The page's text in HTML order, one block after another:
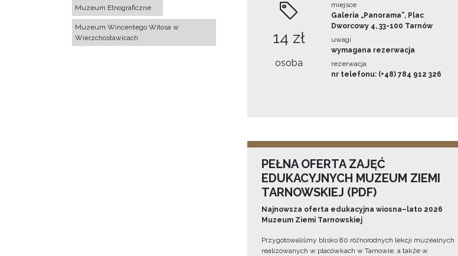
Muzeum Etnograficzne
Muzeum Wincentego Witosa w
Wierzchosławicach
14 zł
osoba
miejsce
Galeria „Panorama”, Plac
Dworcowy 4, 33-100 Tarnów
uwagi
wymagana rezerwacja
rezerwacja
nr telefonu: (+48) 784 912 326
PEŁNA OFERTA ZAJĘĆ
EDUKACYJNYCH MUZEUM ZIEMI
TARNOWSKIEJ (PDF)
Najnowsza oferta edukacyjna wiosna–lato 2026
Muzeum Ziemi Tarnowskiej
Przygotowaliśmy blisko 80 różnorodnych lekcji muzealnych
realizowanych w placówkach w Tarnowie, a także w